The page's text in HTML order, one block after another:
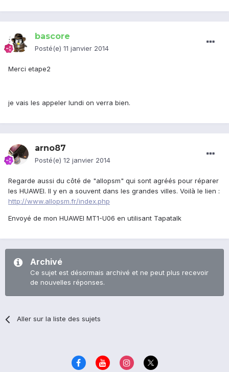
bascore
Posté(e) 11 janvier 2014
Merci etape2
je vais les appeler lundi on verra bien.
arno87
Posté(e) 12 janvier 2014
Regarde aussi du côté de "allopsm" qui sont agréés pour réparer
les HUAWEI. Il y en a souvent dans les grandes villes. Voilà le lien :
http://www.allopsm.fr/index.php
Envoyé de mon HUAWEI MT1-U06 en utilisant Tapatalk
Archivé
Ce sujet est désormais archivé et ne peut plus recevoir
de nouvelles réponses.
Aller sur la liste des sujets